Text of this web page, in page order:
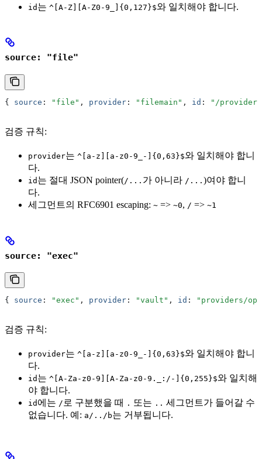
id 는 ^[A-Z][A-Z0-9_]{0,127}$와 일치해야 합니다.
source: "file"
{ source : "file" , provider : "filemain" , id : "/
검증 규칙:
provider는 ^[a-z][a-z0-9_-]{0,63}$와 일치해야 합니
다.
id 는 절대 JSON pointer(/... 가 아니라 /... )여야 합니
다.
세그먼트의 RFC6901 escaping: ~ => ~0, / => ~1
source: "exec"
{ source : "exec" , provider : "vault" , id : "providers/
검증 규칙:
provider는 ^[a-z][a-z0-9_-]{0,63}$와 일치해야 합니
다.
id 는 ^[A-Za-z0-9][A-Za-z0-9._:/-]{0,255}$와 일치해
야 합니다.
id 에는 /로 구분했을 때 . 또는 .. 세그먼트가 들어갈 수
없습니다. 예: a/../b는 거부됩니다.